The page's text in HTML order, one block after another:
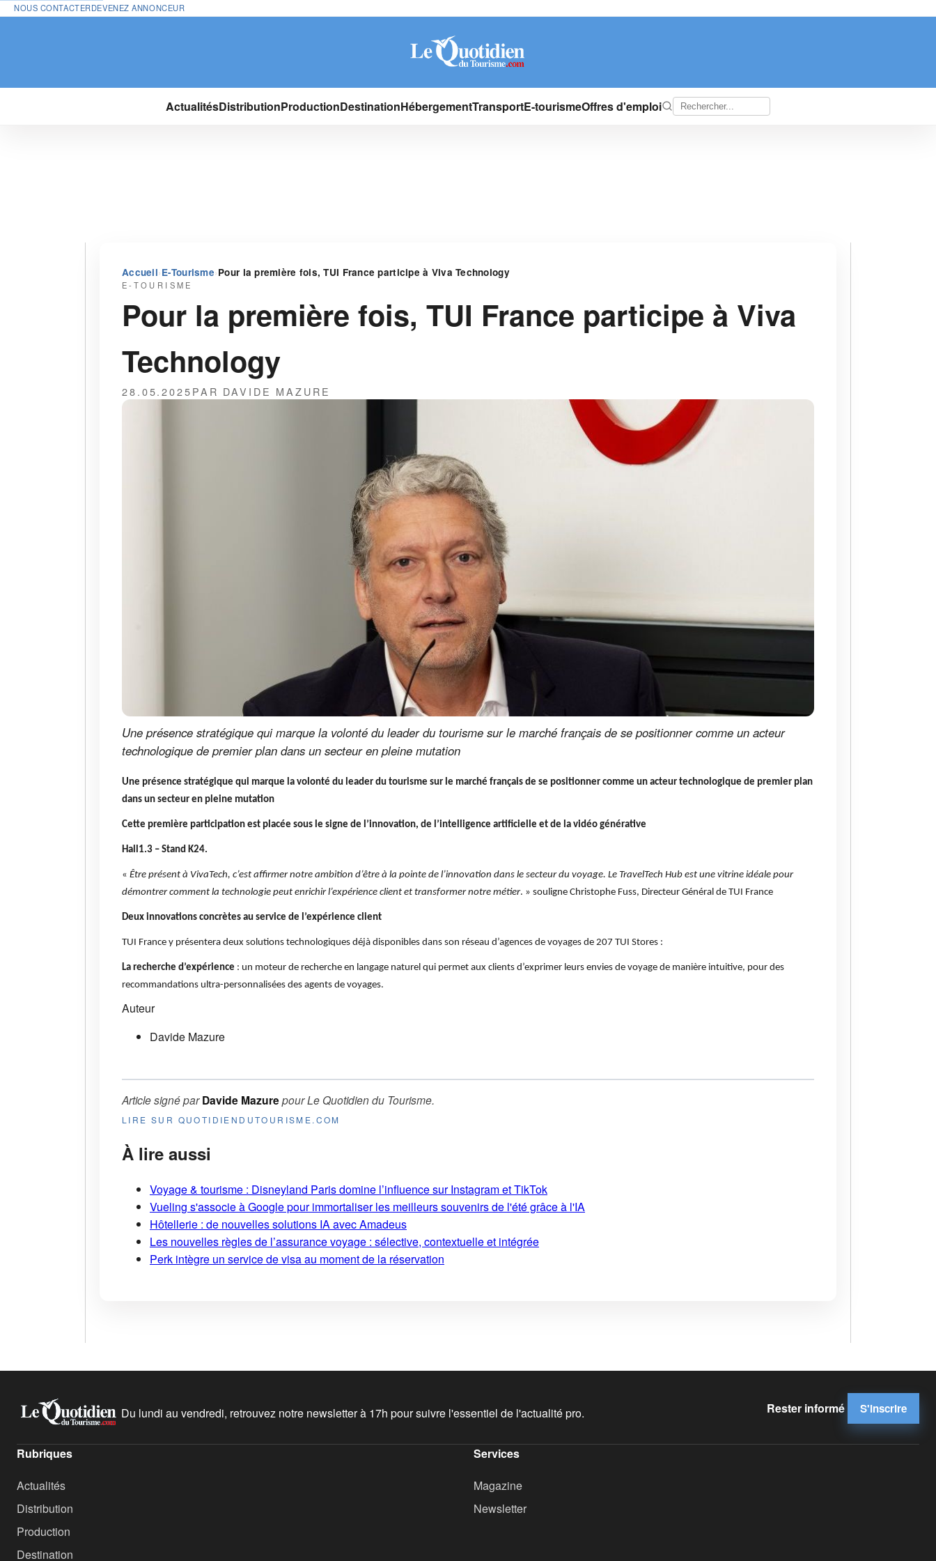
NOUS CONTACTERDEVENEZ ANNONCEUR
ActualitésDistributionProductionDestinationHébergementTransportE-tourismeOffres d'emploi
Accueil›E-Tourisme›Pour la première fois, TUI France participe à Viva Technology
E-TOURISME
Pour la première fois, TUI France participe à Viva
Technology
28.05.2025PAR DAVIDE MAZURE
Une présence stratégique qui marque la volonté du leader du tourisme sur le marché français de se positionner comme un acteur
technologique de premier plan dans un secteur en pleine mutation
Une présence stratégique qui marque la volonté du leader du tourisme sur le marché français de se positionner comme un acteur technologique de premier plan
dans un secteur en pleine mutation
Cette première participation est placée sous le signe de l’innovation, de l’intelligence artificielle et de la vidéo générative
Hall1.3 – Stand K24.
« Être présent à VivaTech, c’est affirmer notre ambition d’être à la pointe de l’innovation dans le secteur du voyage. Le TravelTech Hub est une vitrine idéale pour
démontrer comment la technologie peut enrichir l’expérience client et transformer notre métier. » souligne Christophe Fuss, Directeur Général de TUI France
Deux innovations concrètes au service de l’expérience client
TUI France y présentera deux solutions technologiques déjà disponibles dans son réseau d’agences de voyages de 207 TUI Stores :
La recherche d’expérience : un moteur de recherche en langage naturel qui permet aux clients d’exprimer leurs envies de voyage de manière intuitive, pour des
recommandations ultra-personnalisées des agents de voyages.
Auteur
Davide Mazure
Article signé parDavide MazurepourLe Quotidien du Tourisme.
LIRE SUR QUOTIDIENDUTOURISME.COM
À lire aussi
Voyage & tourisme : Disneyland Paris domine l’influence sur Instagram et TikTok
Vueling s'associe à Google pour immortaliser les meilleurs souvenirs de l'été grâce à l'IA
Hôtellerie : de nouvelles solutions IA avec Amadeus
Les nouvelles règles de l’assurance voyage : sélective, contextuelle et intégrée
Perk intègre un service de visa au moment de la réservation
Du lundi au vendredi, retrouvez notre newsletter à 17h pour suivre l'essentiel de l'actualité pro. Rester informé S'inscrire
Rubriques
Actualités
Distribution
Production
Destination
Services
Magazine
Newsletter